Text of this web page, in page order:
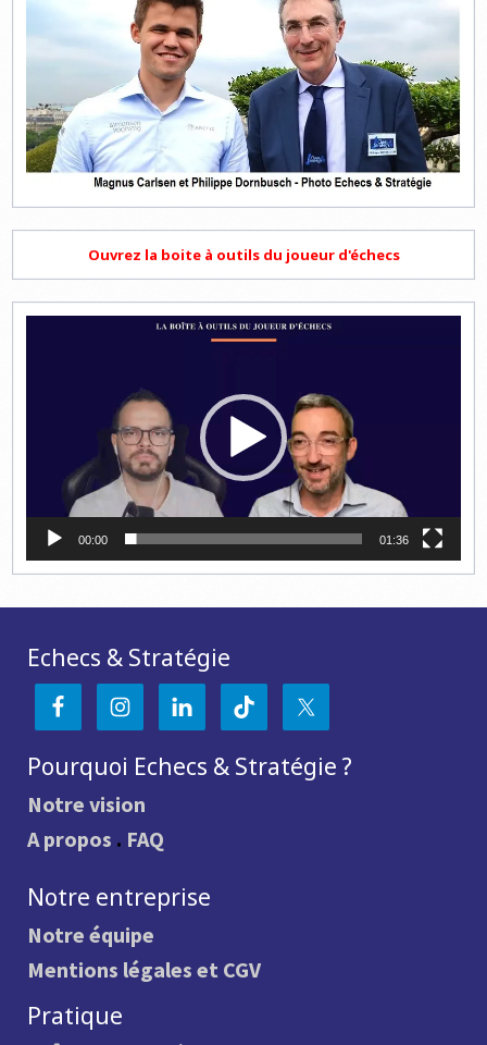
Ouvrez la boite à outils du joueur d'échecs
00:00 01:36
Echecs & Stratégie
Pourquoi Echecs & Stratégie ?
Notre vision
A propos . FAQ
Notre entreprise
Notre équipe
Mentions légales et CGV
Pratique